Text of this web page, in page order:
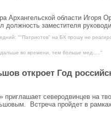
Архангельской области Игоря
должность заместителя
""Патриотов" на БК прошу не
во времени, тем больше мед....."
откроет Год
приглашает северодвинцев на
Встреча пройдет в рамках